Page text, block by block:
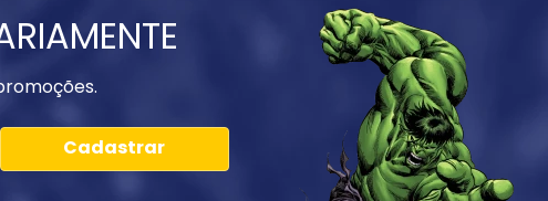
Cadastrar